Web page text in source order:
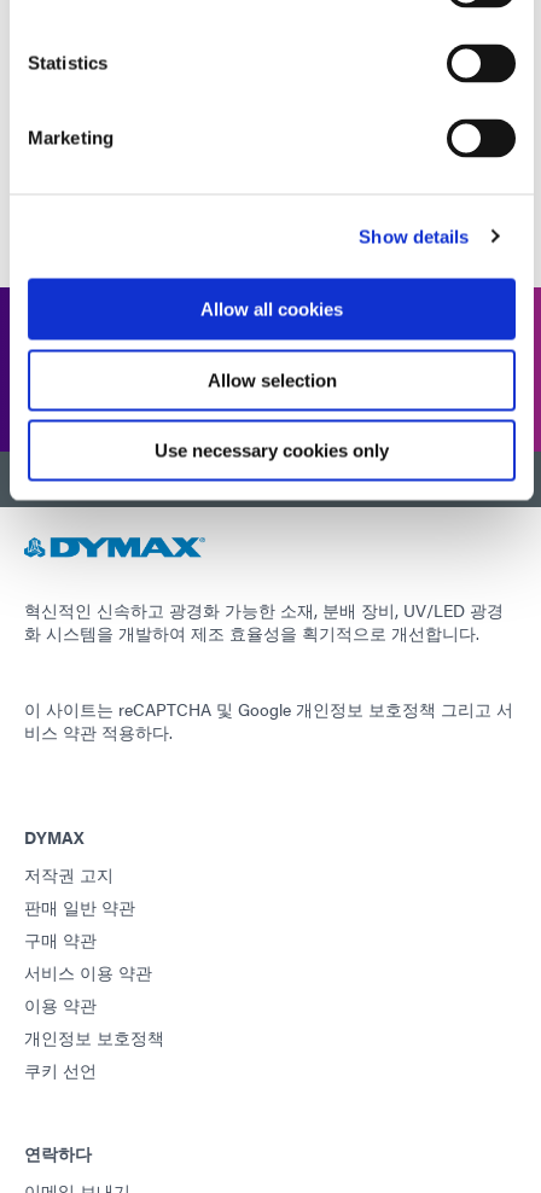
Statistics
Marketing
Show details
Allow all cookies
Allow selection
Use necessary cookies only
COMPREHENSIVE GUIDE
전체 자료 라이브러리를 찾으시나
맨 위로 돌아가기
혁신적인 신속하고 광경화 가능한 소재, 분배 장비, UV/LED 광경
화 시스템을 개발하여 제조 효율성을 획기적으로 개선합니다.
이 사이트는 reCAPTCHA 및 Google 개인정보 보호정책 그리고 서
비스 약관 적용하다.
DYMAX
저작권 고지
판매 일반 약관
구매 약관
서비스 이용 약관
이용 약관
개인정보 보호정책
쿠키 선언
연락하다